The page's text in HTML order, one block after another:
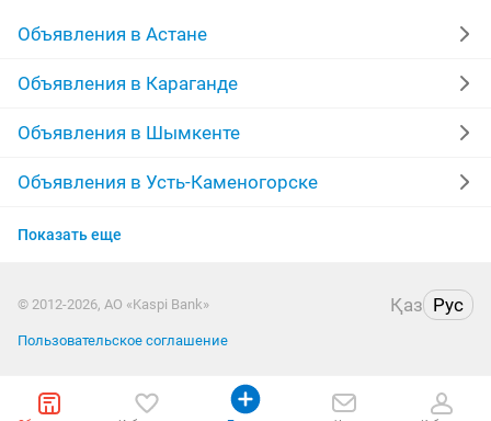
двери входные межкомнатные
двери входные металлические б
входные металлические
металлические входные железные
входные двери установка
Объявления в Астане
Объявления в Караганде
Объявления в Шымкенте
Объявления в Усть-Каменогорске
Объявления в Актобе
Объявления в Таразе
Объявления в Павлодаре
Показать еще
© 2012-2026, АО «Kaspi Bank» Қаз Рус
Пользовательское соглашение